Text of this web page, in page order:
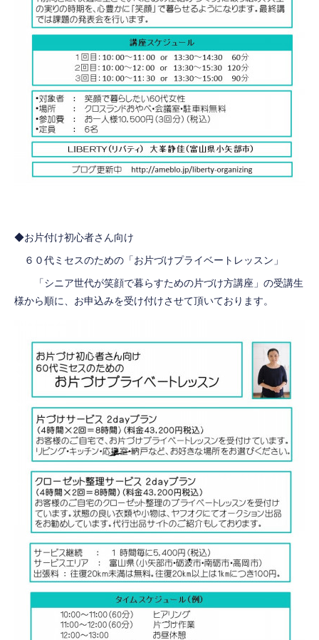
◆お片付け初心者さん向け
６０代ミセスのための「お片づけプライベートレッスン」
「シニア世代が笑顔で暮らすための片づけ方講座」の受講生
様から順に、お申込みを受け付けさせて頂いております。